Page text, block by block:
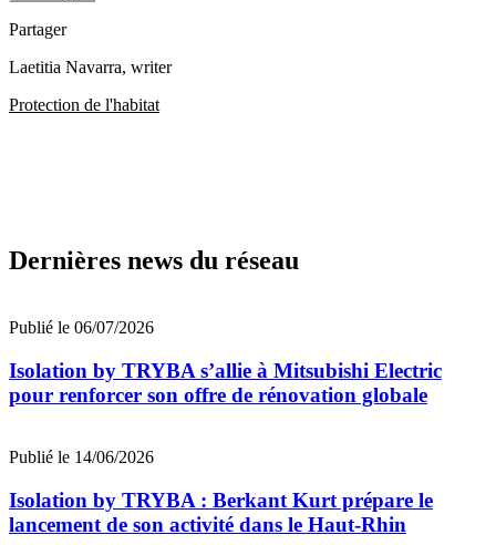
Partager
Laetitia Navarra, writer
Protection de l'habitat
Dernières news du réseau
Publié le 06/07/2026
Isolation by TRYBA s’allie à Mitsubishi Electric
pour renforcer son offre de rénovation globale
Publié le 14/06/2026
Isolation by TRYBA : Berkant Kurt prépare le
lancement de son activité dans le Haut-Rhin